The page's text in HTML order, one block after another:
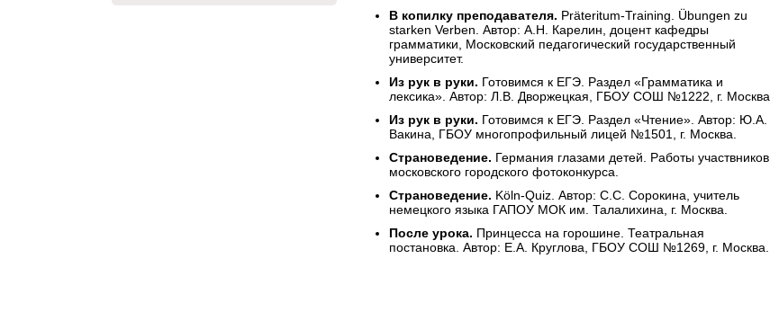
В копилку преподавателя. Präteritum-Training. Übungen zu
starken Verben. Автор: А.Н. Карелин, доцент кафедры
грамматики, Московский педагогический государственный
университет.
Из рук в руки. Готовимся к ЕГЭ. Раздел «Грамматика и
лексика». Автор: Л.В. Дворжецкая, ГБОУ СОШ №1222, г. Москва.
Из рук в руки. Готовимся к ЕГЭ. Раздел «Чтение». Автор: Ю.А.
Вакина, ГБОУ многопрофильный лицей №1501, г. Москва.
Страноведение. Германия глазами детей. Работы участвников
московского городского фотоконкурса.
Страноведение. Köln-Quiz. Автор: С.С. Сорокина, учитель
немецкого языка ГАПОУ МОК им. Талалихина, г. Москва.
После урока. Принцесса на горошине. Театральная
постановка. Автор: Е.А. Круглова, ГБОУ СОШ №1269, г. Москва.